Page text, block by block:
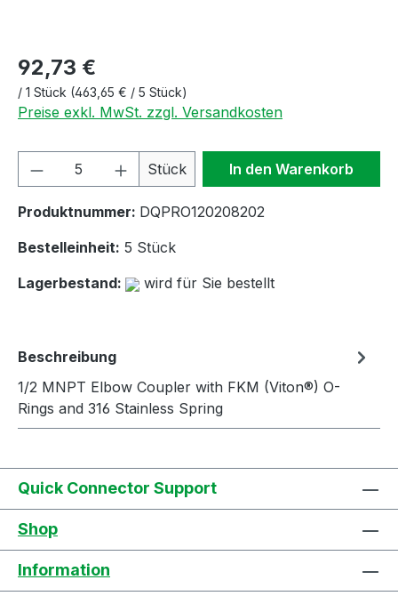
92,73 €
/ 1 Stück (463,65 € / 5 Stück)
Preise exkl. MwSt. zzgl. Versandkosten
Produkt Anzahl: Gib den
Stück In den Warenkorb
Produktnummer: DQPRO120208202
Bestelleinheit: 5 Stück
Lagerbestand:
wird für Sie bestellt
Beschreibung
1/2 MNPT Elbow Coupler with FKM (Viton®) O-
Rings and 316 Stainless Spring
Quick Connector Support
Shop
Information